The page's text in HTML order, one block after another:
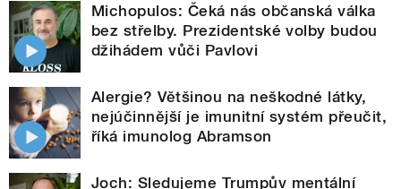
Michopulos: Čeká nás občanská válka
bez střelby. Prezidentské volby budou
džihádem vůči Pavlovi
Alergie? Většinou na neškodné látky,
nejúčinnější je imunitní systém přeučit,
říká imunolog Abramson
Joch: Sledujeme Trumpův mentální